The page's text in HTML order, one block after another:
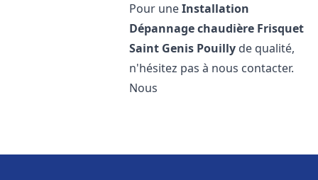
Pour uneInstallation
Dépannage chaudière Frisquet
Saint Genis Pouilly de qualité,
n'hésitez pas à nous contacter.
Nous